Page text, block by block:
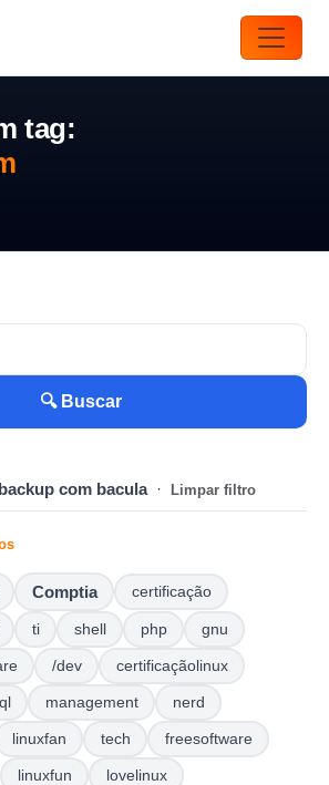
tag:
🔍 Buscar
backup com bacula· Limpar filtro
Comptia certificação
ti shell php gnu
/dev certificaçãolinux
management nerd
linuxfan tech freesoftware
linuxfun lovelinux